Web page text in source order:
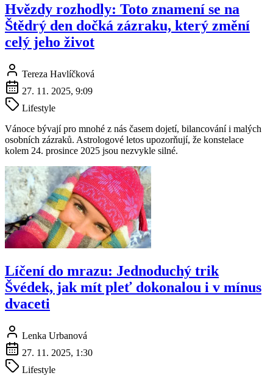
Hvězdy rozhodly: Toto znamení se na
Štědrý den dočká zázraku, který změní
celý jeho život
Tereza Havlíčková
27. 11. 2025, 9:09
Lifestyle
Vánoce bývají pro mnohé z nás časem dojetí, bilancování i malých
osobních zázraků. Astrologové letos upozorňují, že konstelace
kolem 24. prosince 2025 jsou nezvykle silné.
Líčení do mrazu: Jednoduchý trik
Švédek, jak mít pleť dokonalou i v mínus
dvaceti
Lenka Urbanová
27. 11. 2025, 1:30
Lifestyle